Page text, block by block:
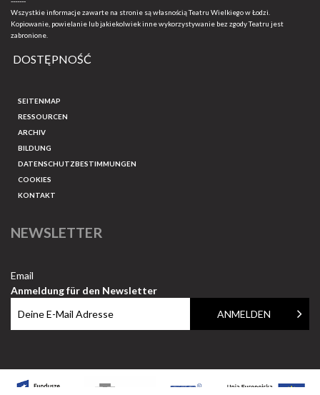
Wszystkie informacje zawarte na stronie są własnością Teatru Wielkiego w Łodzi.
Kopiowanie, powielanie lub jakiekolwiek inne wykorzystywanie bez zgody Teatru jest
zabronione.
DOSTĘPNOŚĆ
SEITENMAP
RESSOURCEN
ARCHIV
BILDUNG
DATENSCHUTZBESTIMMUNGEN
COOKIES
KONTAKT
NEWSLETTER
Email
Anmeldung für den Newsletter